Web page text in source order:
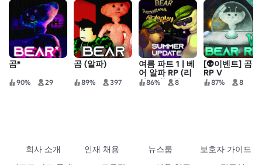
곰*
90% 29
곰 (알파)
89% 397
여름 파트 1 | 베
어 알파 RP (리
마스터) 2부
86% 8
[👽이벤트] 곰
RP V
87% 8
회사 소개 인재 채용 뉴스룸
보호자 가이드